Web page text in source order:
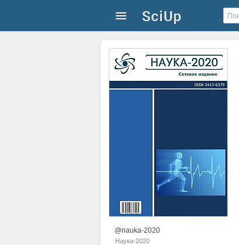
@nauka-2020
Наука-2020